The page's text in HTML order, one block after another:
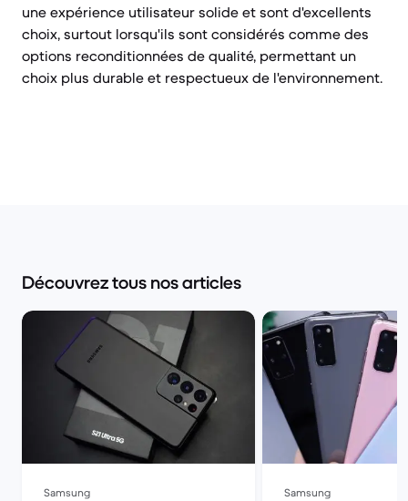
une expérience utilisateur solide et sont d'excellents
choix, surtout lorsqu'ils sont considérés comme des
options reconditionnées de qualité, permettant un
choix plus durable et respectueux de l'environnement.
Découvrez tous nos articles
Samsung Samsung